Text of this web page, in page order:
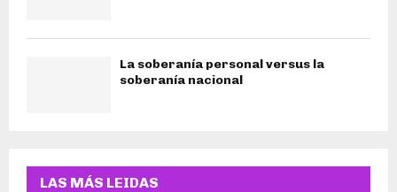
La soberanía personal versus la
soberanía nacional
LAS MÁS LEIDAS